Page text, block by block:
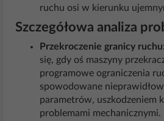
ruchu osi w kierunku
Szczegółowa analiza
Przekroczenie granicy ruchu
się, gdy oś maszyny
programowe ograniczenia
spowodowane
parametrów, uszkodzeniem
problemami mechanicznymi.